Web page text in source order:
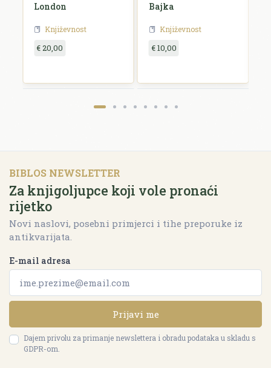
London
Književnost
€ 20,00
Bajka
Književnost
€ 10,00
BIBLOS NEWSLETTER
Za knjigoljupce koji vole pronaći
rijetko
Novi naslovi, posebni primjerci i tihe preporuke iz
antikvarijata.
E-mail adresa
Prijavi me
Dajem privolu za primanje newslettera i obradu podataka u skladu s
GDPR-om.